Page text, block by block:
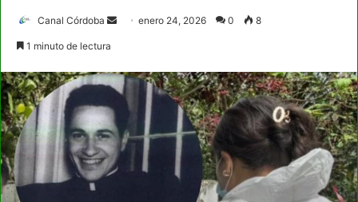
Canal Córdoba
Sendenero 24, 2026 0 8
1 minuto de lectura